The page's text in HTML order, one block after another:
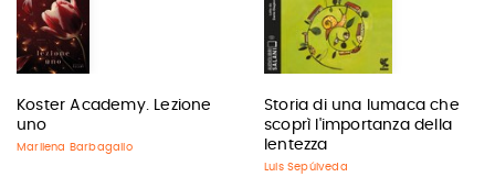
Koster Academy. Lezione
uno
Marilena Barbagallo
Storia di una lumaca che
scoprì l'importanza della
lentezza
Luis Sepúlveda